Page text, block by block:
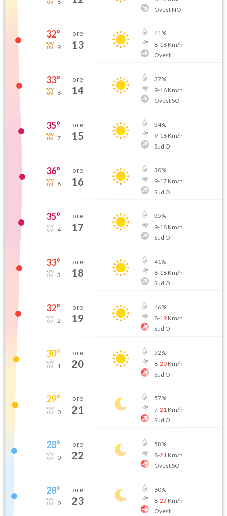
Ovest NO
32°
9
ore
13
41%
8-16Km/h
Ovest
33°
8
ore
14
37%
9-16Km/h
Ovest SO
35°
7
ore
15
34%
9-16Km/h
Sud O
36°
6
ore
16
30%
9-17Km/h
Sud O
35°
4
ore
17
35%
9-18Km/h
Sud O
33°
3
ore
18
41%
8-18Km/h
Sud O
32°
2
ore
19
46%
8-19Km/h
Sud O
30°
1
ore
20
52%
8-20Km/h
Sud O
29°
0
ore
21
57%
7-21 Km/h
Sud O
28°
0
ore
22
58%
8-21 Km/h
Ovest SO
28°
0
ore
23
60%
8-22 Km/h
Ovest